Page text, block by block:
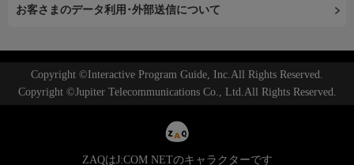
お客さまのデータ利用･外部送信について
Copyright ©Interactive Program Guide, Inc.All Rights Reserved.
Copyright ©Jupiter Telecommunications Co., Ltd.All Rights Reserved.
ZAQはJ:COM NETのキャラクターです